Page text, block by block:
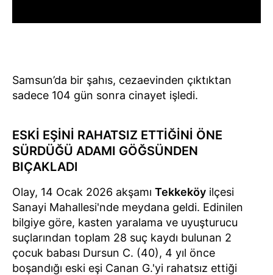
Samsun’da bir şahıs, cezaevinden çıktıktan
sadece 104 gün sonra cinayet işledi.
ESKİ EŞİNİ RAHATSIZ ETTİĞİNİ ÖNE
SÜRDÜĞÜ ADAMI GÖĞSÜNDEN
BIÇAKLADI
Olay, 14 Ocak 2026 akşamı Tekkeköy ilçesi
Sanayi Mahallesi'nde meydana geldi. Edinilen
bilgiye göre, kasten yaralama ve uyuşturucu
suçlarından toplam 28 suç kaydı bulunan 2
çocuk babası Dursun C. (40), 4 yıl önce
boşandığı eski eşi Canan G.'yi rahatsız ettiği